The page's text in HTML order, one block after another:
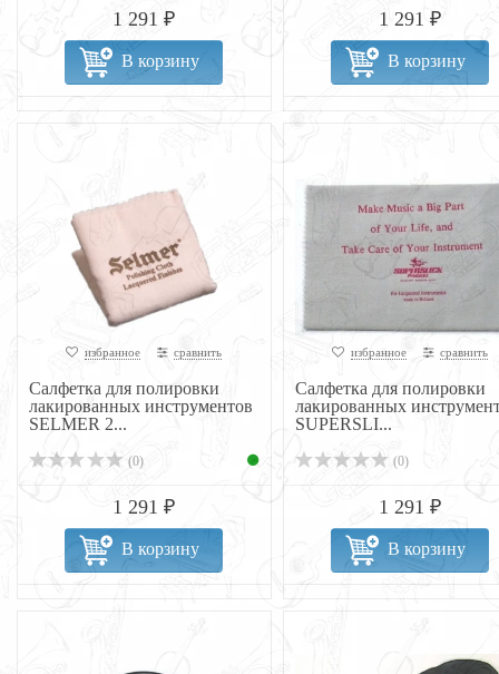
1 291 ₽
В корзину
1 291 ₽
В корзину
избранное сравнить
Салфетка для полировки
лакированных инструментов
SELMER 2...
(0)
1 291 ₽
В корзину
избранное сравнить
Салфетка для полировки
лакированных
SUPERSLI...
(0)
1 291 ₽
В корзину